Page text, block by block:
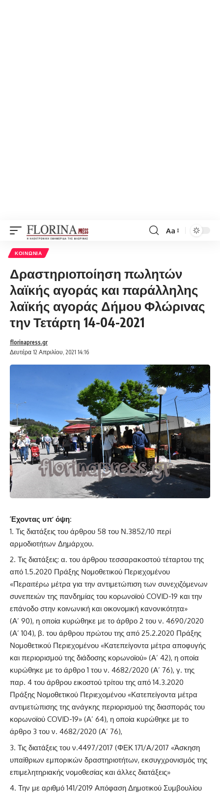
Font
Aa
ΚΟΙΝΩΝΊΑ
Δραστηριοποίηση πωλητών
λαϊκής αγοράς και παράλληλης
λαϊκής αγοράς Δήμου Φλώρινας
την Τετάρτη 14-04-2021
Δευτέρα 12 Απριλίου, 2021 14:16
florinapress.gr
Έχοντας υπ’ όψη:
Τις διατάξεις του άρθρου 58 του Ν.3852/10 περί
αρμοδιοτήτων Δημάρχου.
Τις διατάξεις: α. του άρθρου τεσσαρακοστού τέταρτου της
από 1.5.2020 Πράξης Νομοθετικού Περιεχομένου
«Περαιτέρω μέτρα για την αντιμετώπιση των συνεχιζόμενων
συνεπειών της πανδημίας του κορωνοϊού COVID-19 και την
επάνοδο στην κοινωνική και οικονομική κανονικότητα»
(Α’ 90), η οποία κυρώθηκε με το άρθρο 2 του ν. 4690/2020
(Α’ 104), β. του άρθρου πρώτου της από 25.2.2020 Πράξης
Νομοθετικού Περιεχομένου «Κατεπείγοντα μέτρα αποφυγής
και περιορισμού της διάδοσης κορωνοϊού» (Α’ 42), η οποία
κυρώθηκε με το άρθρο 1 του ν. 4682/2020 (Α’ 76), γ. της
παρ. 4 του άρθρου εικοστού τρίτου της από 14.3.2020
Πράξης Νομοθετικού Περιεχομένου «Κατεπείγοντα μέτρα
αντιμετώπισης της ανάγκης περιορισμού της διασποράς του
κορωνοϊού COVID-19» (Α’ 64), η οποία κυρώθηκε με το
άρθρο 3 του ν. 4682/2020 (Α’ 76),
Τις διατάξεις του ν.4497/2017 (ΦΕΚ 171/Α/2017 «Άσκηση
υπαίθριων εμπορικών δραστηριοτήτων, εκσυγχρονισμός της
επιμελητηριακής νομοθεσίας και άλλες διατάξεις»
Την με αριθμό 141/2019 Απόφαση Δημοτικού Συμβουλίου